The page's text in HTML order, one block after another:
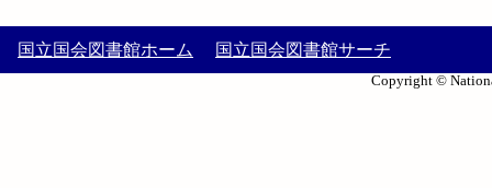
国立国会図書館ホーム 国立国会図書館サーチ
Copyright ©